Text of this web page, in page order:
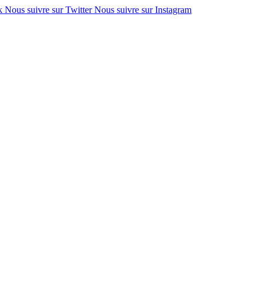
Nous suivre sur Twitter Nous suivre sur Instagram